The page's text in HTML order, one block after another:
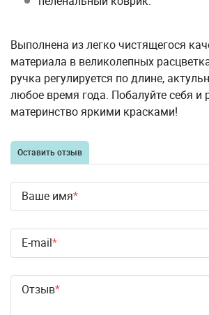
Выполнена из легко чистящегося
материала в великолепных
ручка регулируется по длине,
любое время года. Побалуйте себя и
материнство яркими красками!
Оставить отзыв
Ваше имя
E-mail
Отзыв